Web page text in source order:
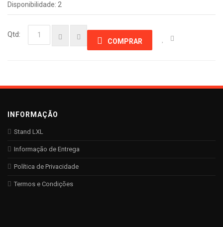
Disponibilidade: 2
Qtd:
COMPRAR
INFORMAÇÃO
Stand LXL
Informação de Entrega
Política de Privacidade
Termos e Condições